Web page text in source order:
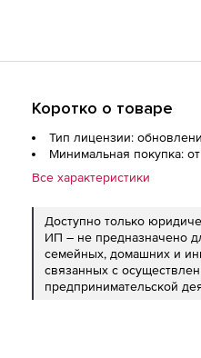
Коротко о товаре
Тип лицензии:
Минимальная покупка: от
Все характеристики
Доступно только
ИП – не предназначено
семейных, домашних и
связанных с
предпринимательской